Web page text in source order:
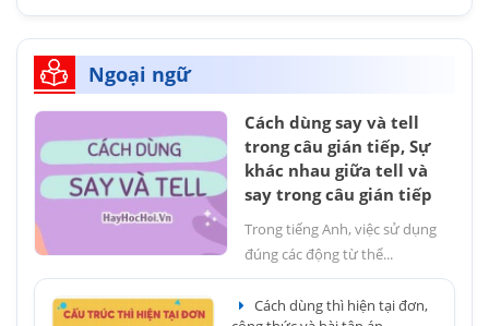
Ngoại ngữ
Cách dùng say và tell
trong câu gián tiếp, Sự
khác nhau giữa tell và
say trong câu gián tiếp
Trong tiếng Anh, việc sử dụng
đúng các động từ thể...
Cách dùng thì hiện tại đơn,